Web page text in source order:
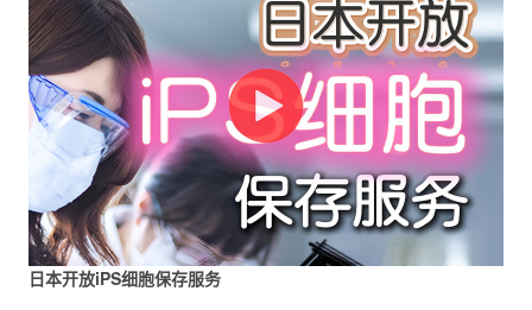
日本开放iPS细胞保存服务